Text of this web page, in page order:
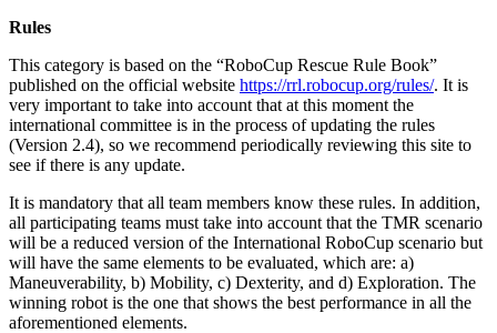
Rules
This category is based on the “RoboCup Rescue Rule Book”
published on the official website https://rrl.robocup.org/rules/. It is
very important to take into account that at this moment the
international committee is in the process of updating the rules
(Version 2.4), so we recommend periodically reviewing this site to
see if there is any update.
It is mandatory that all team members know these rules. In addition,
all participating teams must take into account that the TMR scenario
will be a reduced version of the International RoboCup scenario but
will have the same elements to be evaluated, which are: a)
Maneuverability, b) Mobility, c) Dexterity, and d) Exploration. The
winning robot is the one that shows the best performance in all the
aforementioned elements.